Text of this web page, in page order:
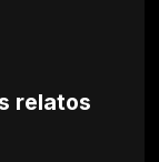
relatos